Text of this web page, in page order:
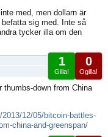
med, men dollarn är
sig med. Inte så
tycker illa om den
0
Ogilla!
1
Gilla!
thumbs-down from China
12/05/bitcoin-battles-
china-and-greenspan/